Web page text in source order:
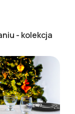
- kolekcja